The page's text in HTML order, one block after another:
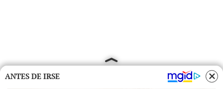
ANTES DE IRSE